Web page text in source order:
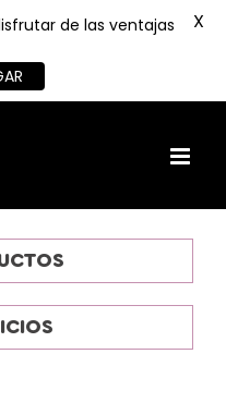
de las ventajas
X